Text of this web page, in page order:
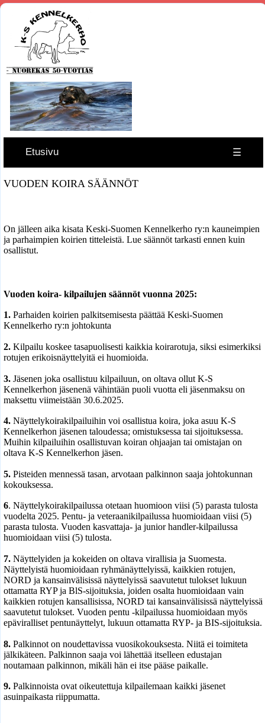
Etusivu ☰
VUODEN KOIRA SÄÄNNÖT
On jälleen aika kisata Keski-Suomen Kennelkerho ry:n kauneimpien
ja parhaimpien koirien titteleistä. Lue säännöt tarkasti ennen kuin
osallistut.
Vuoden koira- kilpailujen säännöt vuonna 2025:
1. Parhaiden koirien palkitsemisesta päättää Keski-Suomen
Kennelkerho ry:n johtokunta
2. Kilpailu koskee tasapuolisesti kaikkia koirarotuja, siksi esimerkiksi
rotujen erikoisnäyttelyitä ei huomioida.
3. Jäsenen joka osallistuu kilpailuun, on oltava ollut K-S
Kennelkerhon jäsenenä vähintään puoli vuotta eli jäsenmaksu on
maksettu viimeistään 30.6.2025.
4. Näyttelykoirakilpailuihin voi osallistua koira, joka asuu K-S
Kennelkerhon jäsenen taloudessa; omistuksessa tai sijoituksessa.
Muihin kilpailuihin osallistuvan koiran ohjaajan tai omistajan on
oltava K-S Kennelkerhon jäsen.
5. Pisteiden mennessä tasan, arvotaan palkinnon saaja johtokunnan
kokouksessa.
6. Näyttelykoirakilpailussa otetaan huomioon viisi (5) parasta tulosta
vuodelta 2025. Pentu- ja veteraanikilpailussa huomioidaan viisi (5)
parasta tulosta. Vuoden kasvattaja- ja junior handler-kilpailussa
huomioidaan viisi (5) tulosta.
7. Näyttelyiden ja kokeiden on oltava virallisia ja Suomesta.
Näyttelyistä huomioidaan ryhmänäyttelyissä, kaikkien rotujen,
NORD ja kansainvälisissä näyttelyissä saavutetut tulokset lukuun
ottamatta RYP ja BlS-sijoituksia, joiden osalta huomioidaan vain
kaikkien rotujen kansallisissa, NORD tai kansainvälisissä näyttelyissä
saavutetut tulokset. Vuoden pentu -kilpailussa huomioidaan myös
epäviralliset pentunäyttelyt, lukuun ottamatta RYP- ja BIS-sijoituksia.
8. Palkinnot on noudettavissa vuosikokouksesta. Niitä ei toimiteta
jälkikäteen. Palkinnon saaja voi lähettää itselleen edustajan
noutamaan palkinnon, mikäli hän ei itse pääse paikalle.
9. Palkinnoista ovat oikeutettuja kilpailemaan kaikki jäsenet
asuinpaikasta riippumatta.